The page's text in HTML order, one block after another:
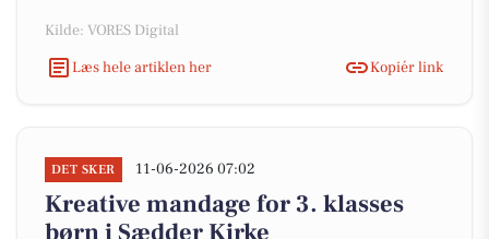
Kilde: VORES Digital
Læs hele artiklen her
Kopiér link
DET SKER 11-06-2026 07:02
Kreative mandage for 3. klasses
børn i Sædder Kirke